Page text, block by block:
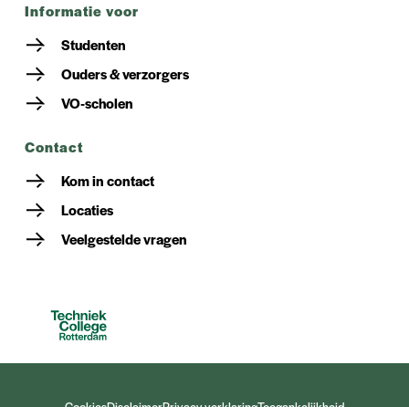
informatie voor
Studenten
Ouders & verzorgers
VO-scholen
contact
Kom in contact
Locaties
Veelgestelde vragen